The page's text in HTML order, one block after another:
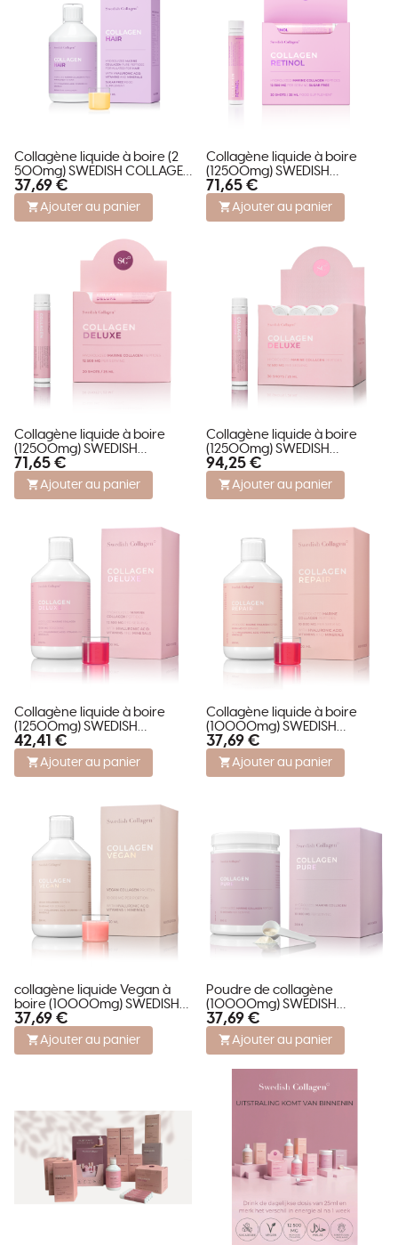
Collagène liquide à boire (2
500mg) SWEDISH COLLAGEN
HAIR
37,69 €
Ajouter au panier
Collagène liquide à boire
(12500mg) SWEDISH
COLLAGEN RETINOL
71,65 €
Ajouter au panier
Collagène liquide à boire
(12500mg) SWEDISH
COLLAGEN DELUXE - 20 Shots
71,65 €
Ajouter au panier
Collagène liquide à boire
(12500mg) SWEDISH
COLLAGEN DELUXE - 30
Shots
94,25 €
Ajouter au panier
Collagène liquide à boire
(12500mg) SWEDISH
COLLAGEN DELUXE - 500 ml
42,41 €
Ajouter au panier
Collagène liquide à boire
(10000mg) SWEDISH
COLLAGEN REPAIR
37,69 €
Ajouter au panier
collagène liquide Vegan à
boire (10000mg) SWEDISH
COLLAGEN VEGAN
37,69 €
Ajouter au panier
Poudre de collagène
(10000mg) SWEDISH
COLLAGEN PURE
37,69 €
Ajouter au panier